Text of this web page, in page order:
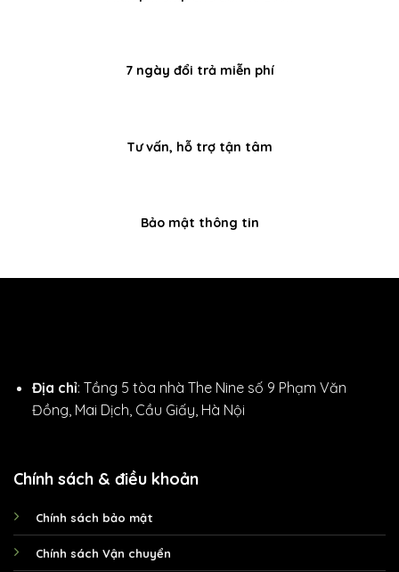
7 ngày đổi trả miễn phí
Tư vấn, hỗ trợ tận tâm
Bảo mật thông tin
Địa chỉ: Tầng 5 tòa nhà The Nine số 9 Phạm Văn
Đồng, Mai Dịch, Cầu Giấy, Hà Nội
Chính sách & điều khoản
Chính sách bảo mật
Chính sách Vận chuyển